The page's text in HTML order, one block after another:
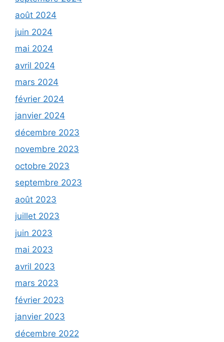
août 2024
juin 2024
mai 2024
avril 2024
mars 2024
février 2024
janvier 2024
décembre 2023
novembre 2023
octobre 2023
septembre 2023
août 2023
juillet 2023
juin 2023
mai 2023
avril 2023
mars 2023
février 2023
janvier 2023
décembre 2022